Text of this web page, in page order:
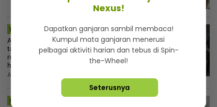
MSTAR | VIRAL
Anak perempuan luah rasa penat
tanggung ibu bapa ‘berkampung’ di
rumah... Alasan nak jaga cucu tapi
habuk pun tak ada!
Ahad, 9 Ogos 2026 7:00 AM
MSTAR | DUNIA
Nexus!
Dapatkan ganjaran sambil membaca!
Kumpul mata ganjaran menerusi
pelbagai aktiviti harian dan tebus di Spin-
the-Wheel!
Seterusnya